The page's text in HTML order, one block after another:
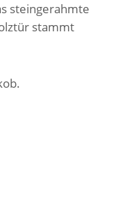
steingerahmte
stammt